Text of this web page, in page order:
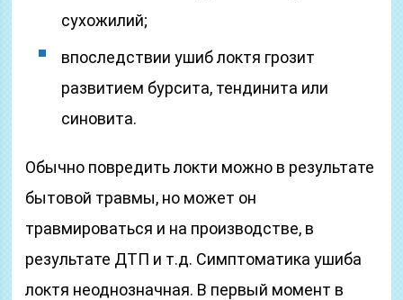
сухожилий;
впоследствии ушиб локтя грозит
развитием бурсита, тендинита или
синовита.
Обычно повредить локти можно в результате
бытовой травмы, но может он
травмироваться и на производстве, в
результате ДТП и т.д. Симптоматика ушиба
локтя неоднозначная. В первый момент в